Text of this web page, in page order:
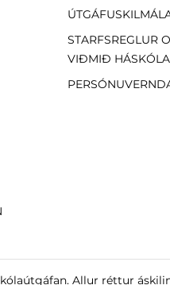
STARFSREGLUR
VIÐMIÐ
. Allur réttur